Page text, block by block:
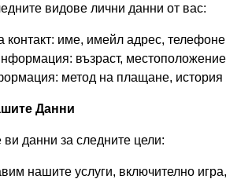
видове лични данни от вас:
контакт: име, имейл адрес,
възраст, местоположение
метод на плащане, история
Данни
данни за следните цели:
нашите услуги, включително